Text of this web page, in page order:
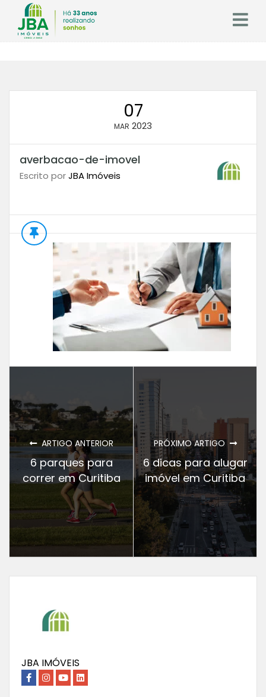
07
MAR 2023
averbacao-de-imovel
Escrito porJBA Imóveis
ARTIGO ANTERIOR
6 parques para
correr em Curitiba
PRÓXIMO ARTIGO
6 dicas para alugar
imóvel em Curitiba
JBA IMÓVEIS